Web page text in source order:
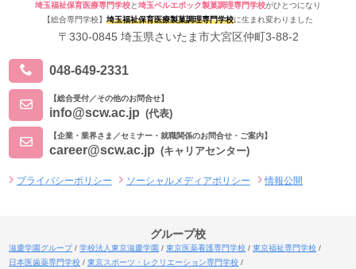
埼玉福祉保育医療専門学校と埼玉ベルエポック製菓調理専門学校がひとつになり
【総合専門学校】 埼玉福祉保育医療製菓調理専門学校に生まれ変わりました
〒330-0845 埼玉県さいたま市大宮区仲町3-88-2
048-649-2331
【総合受付／その他のお問合せ】
info@scw.ac.jp (代表)
【企業・業界さま／セミナー・就職関係のお問合せ・ご案内】
career@scw.ac.jp (キャリアセンター)
プライバシーポリシー ソーシャルメディアポリシー 情報公開
グループ校
滋慶学園グループ 学校法人東京滋慶学園 東京医薬看護専門学校
東京福祉専門学校
日本医歯薬専門学校
東京スポーツ・レクリエーション専門学校